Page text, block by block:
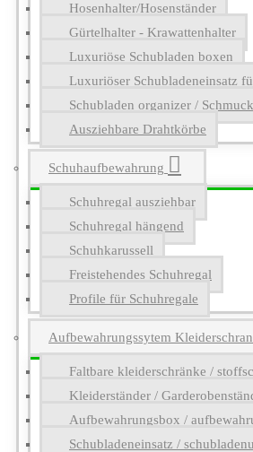
Hosenhalter/Hosenständer
Gürtelhalter - Krawattenhalter
Luxuriöse Schubladen boxen
Luxuriöser Schubladeneinsatz
Schubladen organizer /
Ausziehbare Drahtkörbe
Schuhaufbewahrung
Schuhregal ausziehbar
Schuhregal hängend
Schuhkarussell
Freistehendes Schuhregal
Profile für Schuhregale
Aufbewahrungssytem
Faltbare kleiderschränke /
Kleiderständer /
Aufbewahrungsbox /
Schubladeneinsatz /